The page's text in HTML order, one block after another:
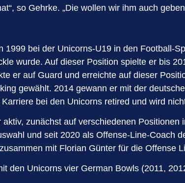
so Gehrke. „Die wollen wir ihm auch
1999 bei der Unicorns-U19 in den Football-
wurde. Auf dieser Position spielte er bis
er auf Guard und erreichte auf dieser
gewählt. 2014 gewann er mit der
bei den Unicorns retired und wird
zunächst auf verschiedenen
und seit 2020 als Offense-Line-Coach
mit Florian Günter für die Offense
den Unicorns vier German Bowls (2011,